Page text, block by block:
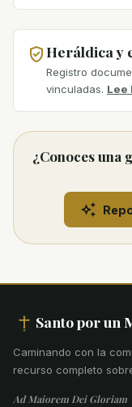
Heráldica y
Registro
vinculadas. Lee
¿Conoces una
Santo por un
Caminando con la
recurso completo
Ad Maiorem Dei Gloriam